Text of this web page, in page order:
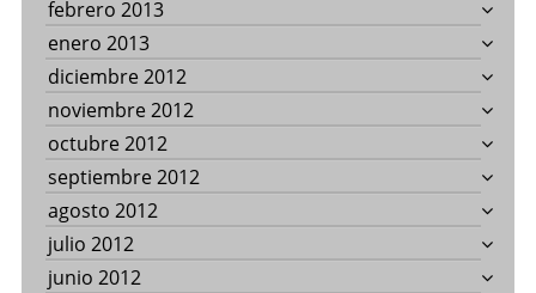
febrero 2013
enero 2013
diciembre 2012
noviembre 2012
octubre 2012
septiembre 2012
agosto 2012
julio 2012
junio 2012